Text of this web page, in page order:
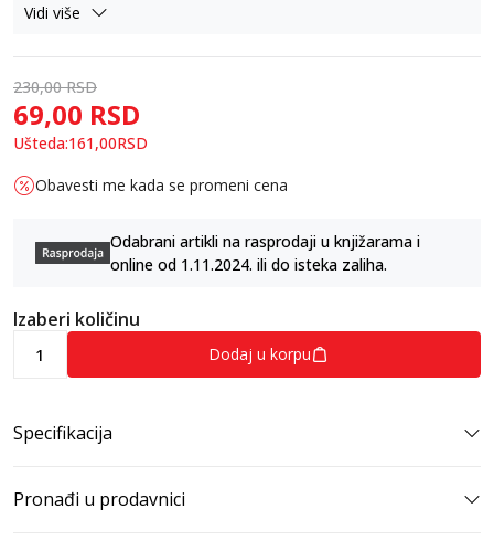
Vidi više
230,00 RSD
69,00 RSD
Ušteda:161,00RSD
Obavesti me kada se promeni cena
Odabrani artikli na rasprodaji u knjižarama i
online od 1.11.2024. ili do isteka zaliha.
Izaberi količinu
Dodaj u korpu
Specifikacija
Pronađi u prodavnici